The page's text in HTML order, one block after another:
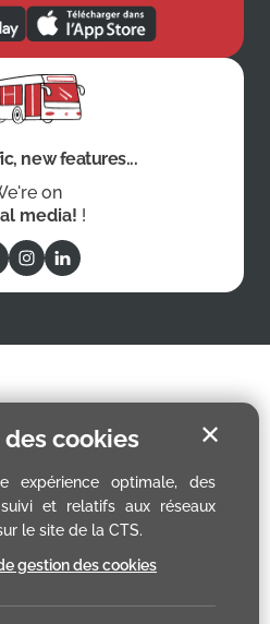
cookies
expérience optimale, des
et relatifs aux réseaux
le site de la CTS.
gestion des cookies
✕
new features...
on
media! !